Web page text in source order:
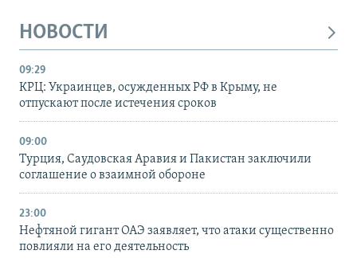
НОВОСТИ
09:29
КРЦ: Украинцев, осужденных РФ в Крыму, не
отпускают после истечения сроков
09:00
Турция, Саудовская Аравия и Пакистан заключили
соглашение о взаимной обороне
23:00
Нефтяной гигант ОАЭ заявляет, что атаки существенно
повлияли на его деятельность